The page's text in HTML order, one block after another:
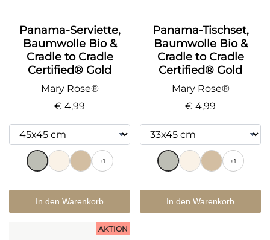
Panama-Serviette,
Baumwolle Bio &
Cradle to Cradle
Certified® Gold
Mary Rose®
€ 4,99
+1
In den Warenkorb
Panama-Tischset,
Baumwolle Bio &
Cradle to Cradle
Certified® Gold
Mary Rose®
€ 4,99
+1
In den Warenkorb
AKTION